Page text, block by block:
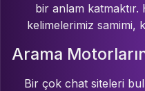
bir anlam katmaktır.
kelimelerimiz samimi,
Arama
Bir çok chat siteleri